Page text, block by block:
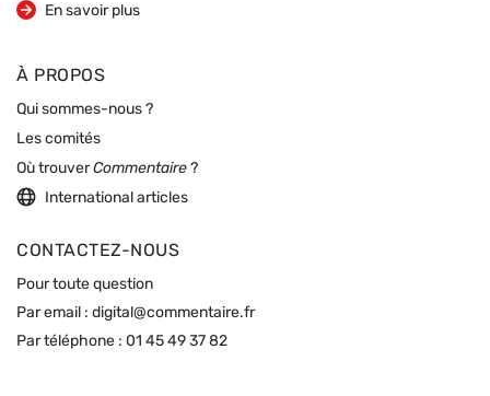
En savoir plus
sur la revue
À PROPOS
Qui sommes-nous ?
Les comités
Où trouverCommentaire ?
International articles
CONTACTEZ-NOUS
Pour toute question
Par email : digital@commentaire.fr
Par téléphone : 01 45 49 37 82